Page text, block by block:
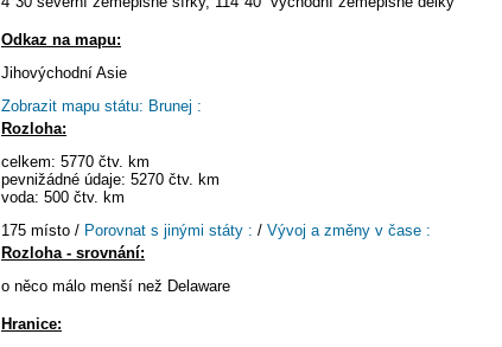
Odkaz na mapu:
Jihovýchodní Asie
Zobrazit mapu státu: Brunej :
Rozloha:
celkem: 5770 čtv. km
pevnižádné údaje: 5270 čtv. km
voda: 500 čtv. km
175 místo / Porovnat s jinými státy : / Vývoj a změny v čase :
Rozloha - srovnání:
o něco málo menší než Delaware
Hranice: